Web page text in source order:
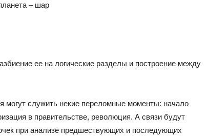
– шар
ее на логические разделы и построение между
могут служить некие переломные моменты: начало
в правительстве, революция. А связи будут
при анализе предшествующих и последующих